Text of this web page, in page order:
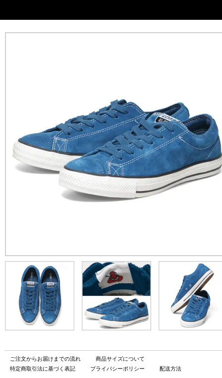
ご注文からお届けまでの流れ
商品サイズについて
特定商取引法に基づく表記
プライバシーポリシー 配送方法